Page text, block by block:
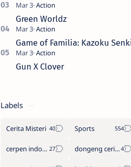
Green Worldz
Game of Familia: Kazoku
Gun X Clover
Labels
Cerita Misteri Sports
cerpen indonesia dongeng cerita legenda